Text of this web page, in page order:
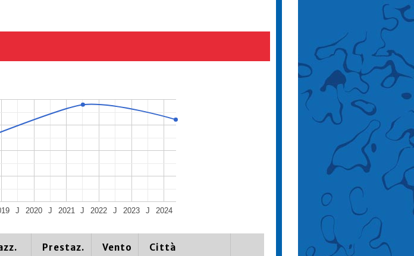
2020 2021 2022 2023 2024
J J J J J
Prestaz. Vento Città